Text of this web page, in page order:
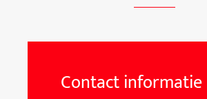
Contact informatie